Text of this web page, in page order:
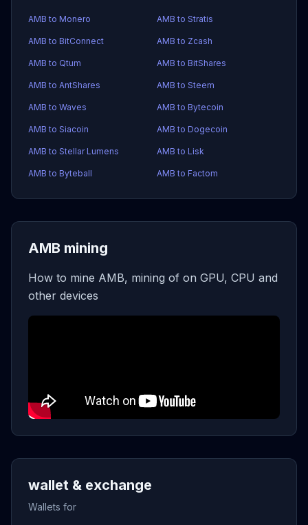
AMB to Monero AMB to Stratis
AMB to BitConnect AMB to Zcash
AMB to Qtum AMB to BitShares
AMB to AntShares AMB to Steem
AMB to Waves AMB to Bytecoin
AMB to Siacoin AMB to Dogecoin
AMB to Stellar Lumens AMB to Lisk
AMB to Byteball AMB to Factom
AMB mining
How to mine AMB, mining of on GPU, CPU and
other devices
wallet & exchange
Wallets for